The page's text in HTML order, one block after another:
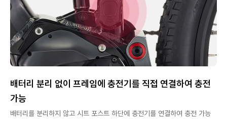
배터리 분리 없이 프레임에 충전기를 직접 연결하여 충전
가능
배터리를 분리하지 않고 시트 포스트 하단에 충전기를 연결하여 충전 가능